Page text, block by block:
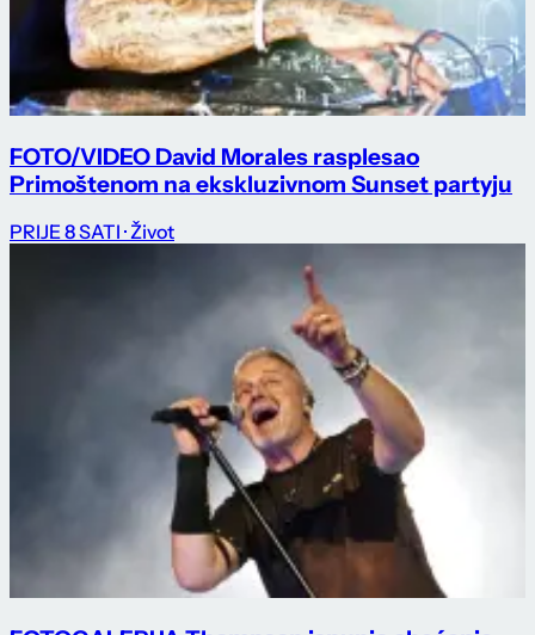
FOTO/VIDEO David Morales rasplesao
Primoštenom na ekskluzivnom Sunset partyju
PRIJE 8 SATI · Život